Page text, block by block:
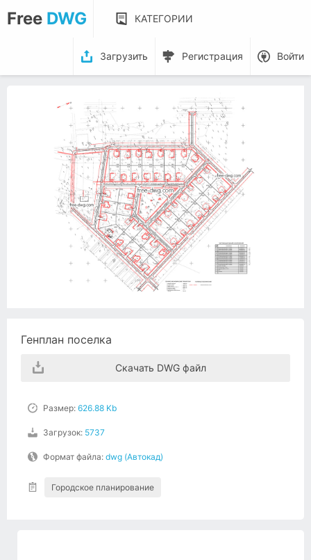
Free DWG КАТЕГОРИИ
Загрузить Регистрация Войти
Генплан поселка
Скачать DWG файл
Размер: 626.88 Kb
Загрузок: 5737
Формат файла: dwg (Автокад)
Городское планирование